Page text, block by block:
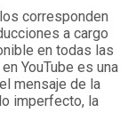
corresponden
a cargo
en todas las
YouTube es una
mensaje de la
imperfecto, la